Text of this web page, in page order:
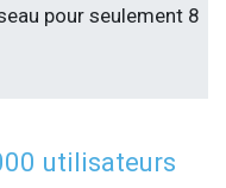
pour seulement 8
utilisateurs